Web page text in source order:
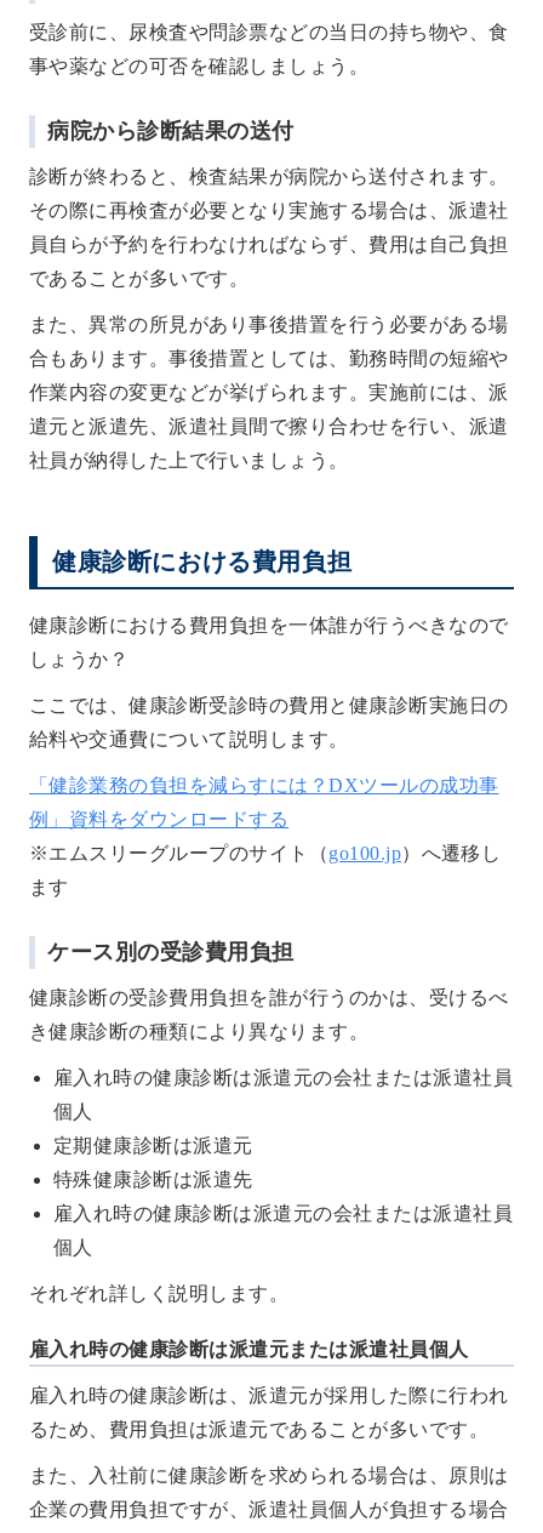
受診前に、尿検査や問診票などの当日の持ち物や、食
事や薬などの可否を確認しましょう。
病院から診断結果の送付
診断が終わると、検査結果が病院から送付されます。
その際に再検査が必要となり実施する場合は、派遣社
員自らが予約を行わなければならず、費用は自己負担
であることが多いです。
また、異常の所見があり事後措置を行う必要がある場
合もあります。事後措置としては、勤務時間の短縮や
作業内容の変更などが挙げられます。実施前には、派
遣元と派遣先、派遣社員間で擦り合わせを行い、派遣
社員が納得した上で行いましょう。
健康診断における費用負担
健康診断における費用負担を一体誰が行うべきなので
しょうか？
ここでは、健康診断受診時の費用と健康診断実施日の
給料や交通費について説明します。
「健診業務の負担を減らすには？DXツールの成功事
例」資料をダウンロードする
※エムスリーグループのサイト（go100.jp）へ遷移し
ます
ケース別の受診費用負担
健康診断の受診費用負担を誰が行うのかは、受けるべ
き健康診断の種類により異なります。
雇入れ時の健康診断は派遣元の会社または派遣社員
個人
定期健康診断は派遣元
特殊健康診断は派遣先
雇入れ時の健康診断は派遣元の会社または派遣社員
個人
それぞれ詳しく説明します。
雇入れ時の健康診断は派遣元または派遣社員個人
雇入れ時の健康診断は、派遣元が採用した際に行われ
るため、費用負担は派遣元であることが多いです。
また、入社前に健康診断を求められる場合は、原則は
企業の費用負担ですが、派遣社員個人が負担する場合